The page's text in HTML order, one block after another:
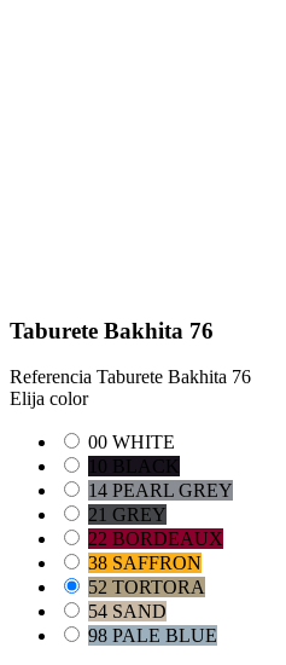
Taburete Bakhita 76
Referencia Taburete Bakhita 76
Elija color
00 WHITE
10 BLACK
14 PEARL GREY
21 GREY
22 BORDEAUX
38 SAFFRON
52 TORTORA
54 SAND
98 PALE BLUE